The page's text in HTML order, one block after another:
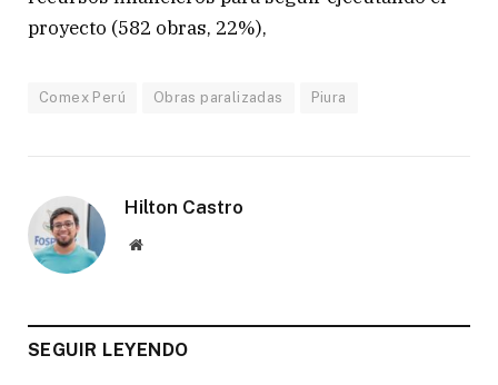
proyecto (582 obras, 22%),
Comex Perú Obras paralizadas Piura
Hilton Castro
Website
SEGUIR LEYENDO